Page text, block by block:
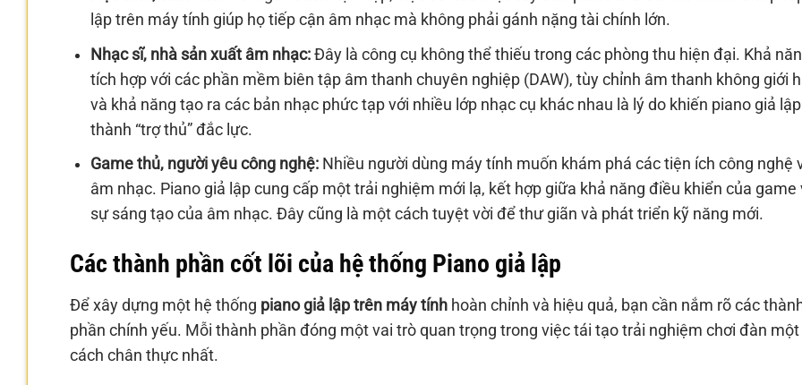
lập trên máy tính giúp họ tiếp cận âm nhạc mà không phải gánh nặng tài chính lớn.
Nhạc sĩ, nhà sản xuất âm nhạc:Đây là công cụ không thể thiếu trong các phòng thu hiện đại. Khả
tích hợp với các phần mềm biên tập âm thanh chuyên nghiệp (DAW), tùy chỉnh âm thanh không giới
và khả năng tạo ra các bản nhạc phức tạp với nhiều lớp nhạc cụ khác nhau là lý do khiến piano giả
thành “trợ thủ” đắc lực.
Game thủ, người yêu công nghệ:Nhiều người dùng máy tính muốn khám phá các tiện ích công nghệ
âm nhạc. Piano giả lập cung cấp một trải nghiệm mới lạ, kết hợp giữa khả năng điều khiển của game
sự sáng tạo của âm nhạc. Đây cũng là một cách tuyệt vời để thư giãn và phát triển kỹ năng mới.
Các thành phần cốt lõi của hệ thống Piano giả lập
Để xây dựng một hệ thống piano giả lập trên máy tínhhoàn chỉnh và hiệu quả, bạn cần nắm rõ các
phần chính yếu. Mỗi thành phần đóng một vai trò quan trọng trong việc tái tạo trải nghiệm chơi đàn một
cách chân thực nhất.